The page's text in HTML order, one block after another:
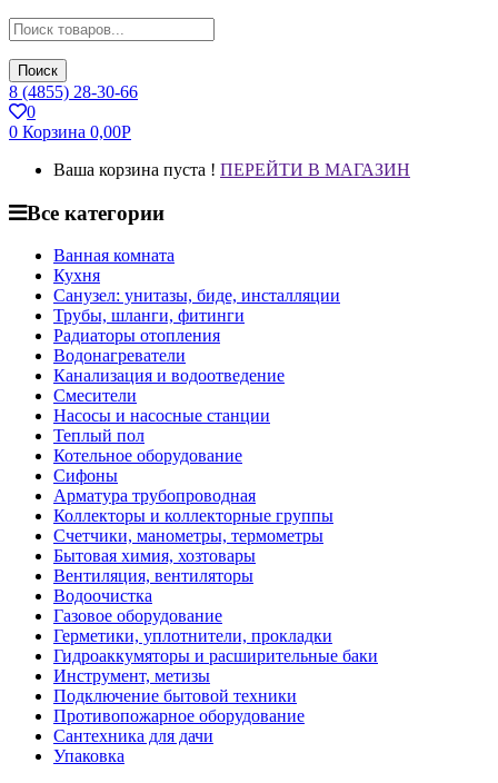
Поиск
8 (4855) 28-30-66
0
0 Корзина 0,00Р
Ваша корзина пуста ! ПЕРЕЙТИ В МАГАЗИН
Все категории
Ванная комната
Кухня
Санузел: унитазы, биде, инсталляции
Трубы, шланги, фитинги
Радиаторы отопления
Водонагреватели
Канализация и водоотведение
Смесители
Насосы и насосные станции
Теплый пол
Котельное оборудование
Сифоны
Арматура трубопроводная
Коллекторы и коллекторные группы
Счетчики, манометры, термометры
Бытовая химия, хозтовары
Вентиляция, вентиляторы
Водоочистка
Газовое оборудование
Герметики, уплотнители, прокладки
Гидроаккумяторы и расширительные баки
Инструмент, метизы
Подключение бытовой техники
Противопожарное оборудование
Сантехника для дачи
Упаковка